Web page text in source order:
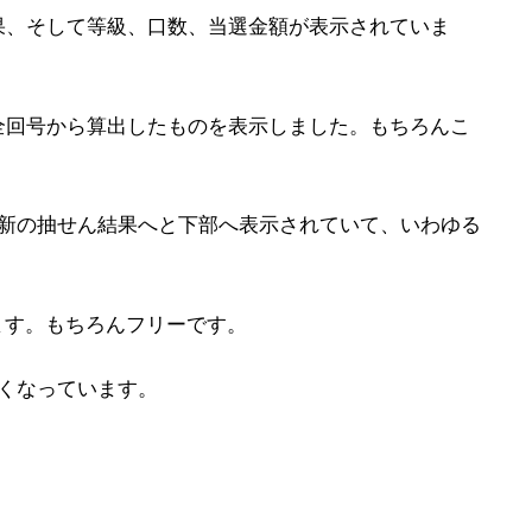
そして等級、口数、当選金額が表示されていま
号から算出したものを表示しました。もちろんこ
の抽せん結果へと下部へ表示されていて、いわゆる
。もちろんフリーです。
なっています。